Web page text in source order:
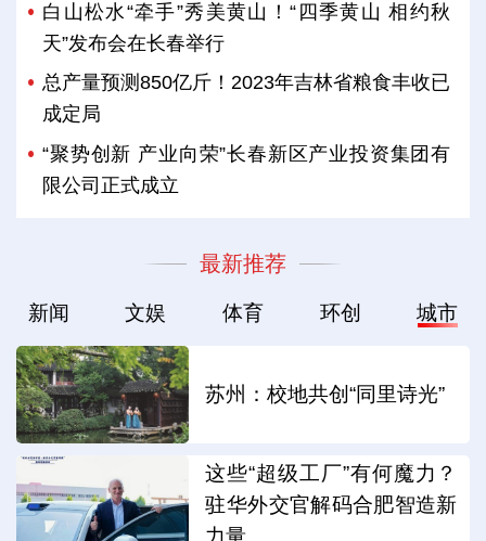
白山松水“牵手”秀美黄山！“四季黄山 相约秋
天”发布会在长春举行
总产量预测850亿斤！2023年吉林省粮食丰收已
成定局
“聚势创新 产业向荣”长春新区产业投资集团有
限公司正式成立
最新推荐
新闻 文娱 体育 环创 城市
苏州：校地共创“同里诗光”
这些“超级工厂”有何魔力？
驻华外交官解码合肥智造新
力量